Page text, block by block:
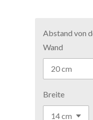
Abstand von
Wand
Breite